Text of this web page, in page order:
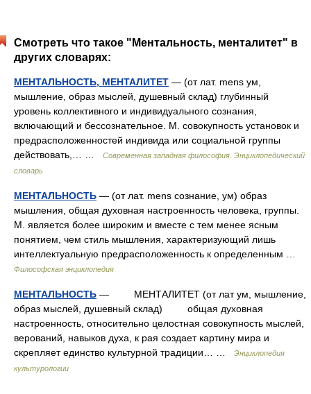
Смотреть что такое "Ментальность, менталитет" в
других словарях:
МЕНТАЛЬНОСТЬ, МЕНТАЛИТЕТ — (от лат. mens ум,
мышление, образ мыслей, душевный склад) глубинный
уровень коллективного и индивидуального сознания,
включающий и бессознательное. М. совокупность установок и
предрасположенностей индивида или социальной группы
действовать,… …
Современная западная философия. Энциклопедический
словарь
МЕНТАЛЬНОСТЬ — (от лат. mens сознание, ум) образ
мышления, общая духовная настроенность человека, группы.
М. является более широким и вместе с тем менее ясным
понятием, чем стиль мышления, характеризующий лишь
интеллектуальную предрасположенность к определенным …
Философская энциклопедия
МЕНТАЛЬНОСТЬ — МЕНТАЛИТЕТ (от лат ум, мышление,
образ мыслей, душевный склад) общая духовная
настроенность, относительно целостная совокупность мыслей,
верований, навыков духа, к рая создает картину мира и
скрепляет единство культурной традиции… …
Энциклопедия
культурологии